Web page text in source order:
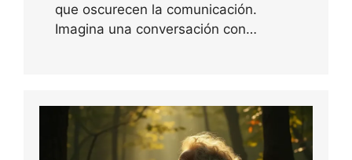
que oscurecen la comunicación.
Imagina una conversación con…